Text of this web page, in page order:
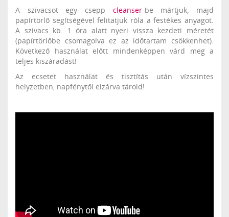
A szivacsot egy csepp cleanser-be mártjuk, majd
papírtörlő segítségével felitatjuk róla a festékes anyagot.
A szivacs kb. 1 óra alatt nyeri vissza kezdeti méretét
(papírtörlőbe csomagolva ez az időtartam csökkenhet).
Következő használat előtt mindenképpen várd meg a
teljes kiszáradást!
Az ecsetet használat és tisztítás után vízszintes
helyzetben, napfénytől elzárva tárold!